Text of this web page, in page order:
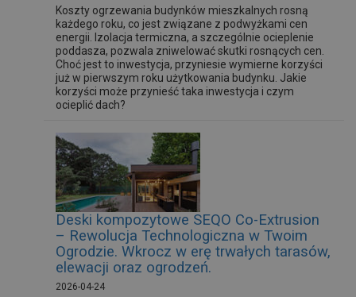
Koszty ogrzewania budynków mieszkalnych rosną
każdego roku, co jest związane z podwyżkami cen
energii. Izolacja termiczna, a szczególnie ocieplenie
poddasza, pozwala zniwelować skutki rosnących cen.
Choć jest to inwestycja, przyniesie wymierne korzyści
już w pierwszym roku użytkowania budynku. Jakie
korzyści może przynieść taka inwestycja i czym
ocieplić dach?
Deski kompozytowe SEQO Co-Extrusion
– Rewolucja Technologiczna w Twoim
Ogrodzie. Wkrocz w erę trwałych tarasów,
elewacji oraz ogrodzeń.
2026-04-24